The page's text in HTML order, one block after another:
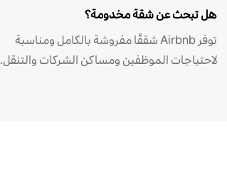
هل تبحث عن شقة مخدومة؟
توفر Airbnb شققًا مفروشة بالكامل ومناسبة
لاحتياجات الموظفين ومساكن الشركات والتنقل.